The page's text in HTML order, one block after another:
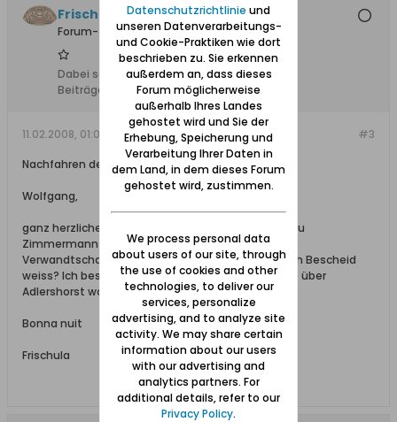
Frischula
Forum-Teilnehmer
Dabei seit:
10.02.2008
Beiträge:
#3
11.02.2008, 01:06
Nachfahren der ADLER von Adlershorst!
Wolfgang,
ganz herzlichen Dank! Bin mal gespannt ob die Frau
Zimmermann geb. Adler in Ludwigsburg (einzigste
Verwandtschaft-Adler, die ich kenne) darüber auch Bescheid
weiss? Ich besuche die alte Dame demnächst, die über
Adlershorst wohl noch am besten sich auskennt ...
Bonna nuit
Frischula
Datenschutzrichtlinie und
unseren Datenverarbeitungs-
und Cookie-Praktiken wie dort
beschrieben zu. Sie erkennen
außerdem an, dass dieses
Forum möglicherweise
außerhalb Ihres Landes
gehostet wird und Sie der
Erhebung, Speicherung und
Verarbeitung Ihrer Daten in
dem Land, in dem dieses Forum
gehostet wird, zustimmen.
We process personal data
about users of our site, through
the use of cookies and other
technologies, to deliver our
services, personalize
advertising, and to analyze site
activity. We may share certain
information about our users
with our advertising and
analytics partners. For
additional details, refer to our
Privacy Policy.